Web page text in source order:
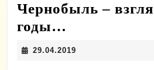
Чернобыль –
годы…
–
29.04.2019